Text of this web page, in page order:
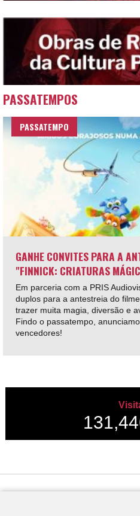
PASSATEMPOS
PASSATEMPO
GANHE CONVITES PARA A
"FINNICK: CRIATURAS
Em parceria com a PRIS
duplos para a antestreia do
trazer muita magia, diversão e
Findo o passatempo,
vencedores!